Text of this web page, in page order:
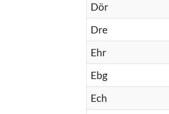
Dör
Dre
Ehr
Ebg
Ech